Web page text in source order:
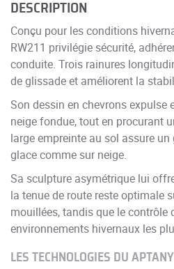
DESCRIPTION
Conçu pour les conditions
RW211 privilégie sécurité,
conduite. Trois rainures
de glissade et améliorent la
Son dessin en chevrons expulse
neige fondue, tout en procurant
large empreinte au sol assure
glace comme sur neige.
Sa sculpture asymétrique lui
la tenue de route reste optimale
mouillées, tandis que le contrôle
environnements hivernaux les
LES TECHNOLOGIES DU